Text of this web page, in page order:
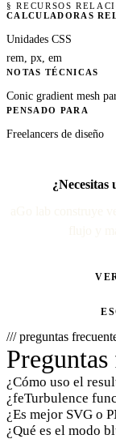
§ RECURSOS
CALCULADORAS
Unidades CSS
rem, px, em
NOTAS TÉCNICAS
Conic gradient mesh
PENSADO PARA
Freelancers de diseño
¿Necesitas
/// preguntas
¿Cómo uso el
¿feTurbulence
¿Es mejor SVG o
¿Qué es el modo